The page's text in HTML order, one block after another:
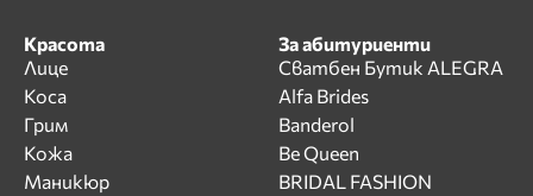
Красота
Лице
Коса
Грим
Кожа
Маникюр
За абитуриенти
Сватбен Бутик ALEGRA
Alfa Brides
Banderol
Be Queen
BRIDAL FASHION